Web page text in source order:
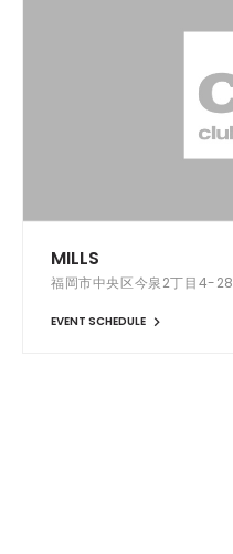
MILLS
福岡市中央区今泉2丁目4-28
EVENT SCHEDULE